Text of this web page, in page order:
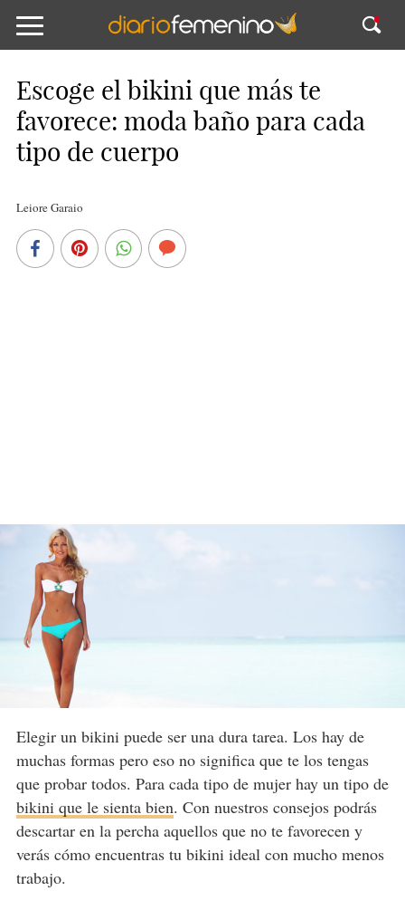
Escoge el bikini que más te
favorece: moda baño para cada
tipo de cuerpo
Leiore Garaio
Elegir un bikini puede ser una dura tarea. Los hay de
muchas formas pero eso no significa que te los tengas
que probar todos. Para cada tipo de mujer hay un tipo de
bikini que le sienta bien. Con nuestros consejos podrás
descartar en la percha aquellos que no te favorecen y
verás cómo encuentras tu bikini ideal con mucho menos
trabajo.